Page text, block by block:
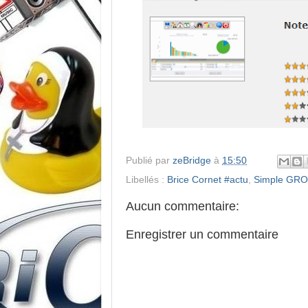
Publié par zeBridge à 15:50
Libellés : Brice Cornet #actu Simple
Aucun commentaire:
Enregistrer un commentaire